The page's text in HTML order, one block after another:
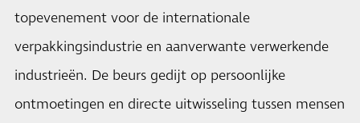
topevenement voor de internationale
verpakkingsindustrie en aanverwante verwerkende
industrieën. De beurs gedijt op persoonlijke
ontmoetingen en directe uitwisseling tussen mensen